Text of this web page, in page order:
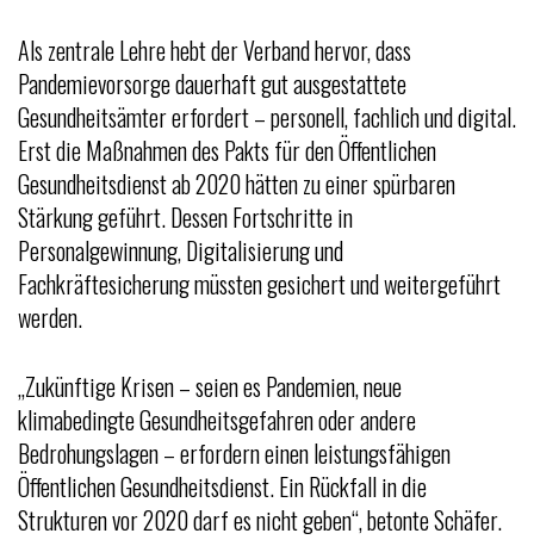
Als zentrale Lehre hebt der Verband hervor, dass
Pandemievorsorge dauerhaft gut ausgestattete
Gesundheitsämter erfordert – personell, fachlich und digital.
Erst die Maßnahmen des Pakts für den Öffentlichen
Gesundheitsdienst ab 2020 hätten zu einer spürbaren
Stärkung geführt. Dessen Fortschritte in
Personalgewinnung, Digitalisierung und
Fachkräftesicherung müssten gesichert und weitergeführt
werden.
„Zukünftige Krisen – seien es Pandemien, neue
klimabedingte Gesundheitsgefahren oder andere
Bedrohungslagen – erfordern einen leistungsfähigen
Öffentlichen Gesundheitsdienst. Ein Rückfall in die
Strukturen vor 2020 darf es nicht geben“, betonte Schäfer.